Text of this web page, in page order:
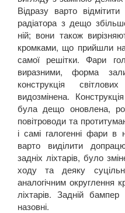
Відразу варто
радіатора з дещо
ній; вони також
кромками, що прийшли на
самої решітки. Фари
виразними, форма
конструкція
видозмінена.
була дещо оновлена,
повітроводи та
і самі галогенні фари в
варто виділити
задніх ліхтарів, було
ходу та деяку
аналогічним округлення
ліхтарів. Задній
назовні.